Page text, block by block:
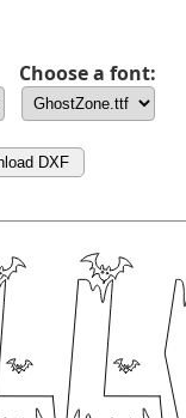
Choose a font:
DXF